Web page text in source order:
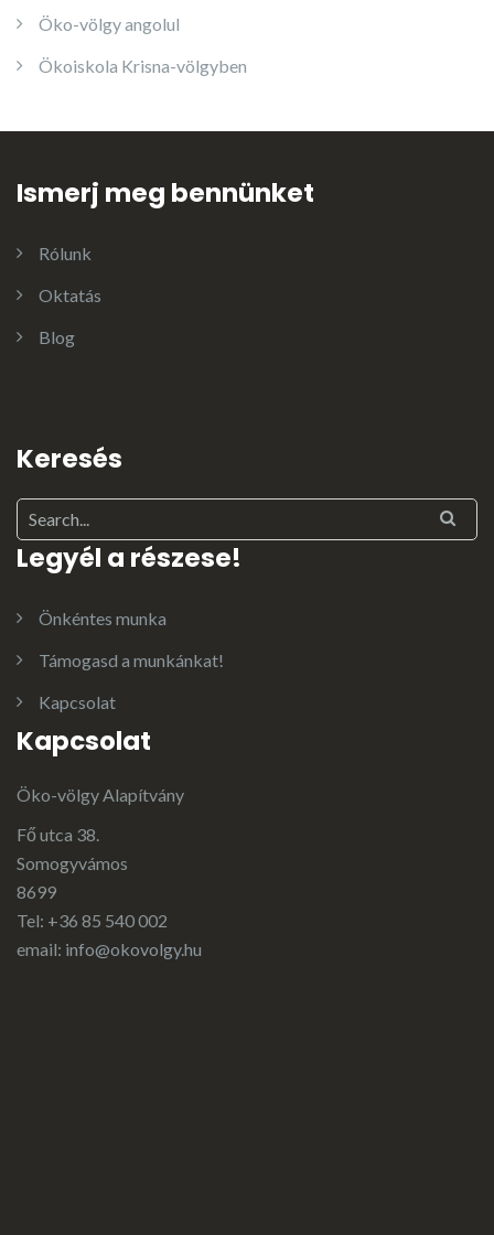
Öko-völgy angolul
Ökoiskola Krisna-völgyben
Ismerj meg bennünket
Rólunk
Oktatás
Blog
Keresés
Legyél a részese!
Önkéntes munka
Támogasd a munkánkat!
Kapcsolat
Kapcsolat
Öko-völgy Alapítvány
Fő utca 38.
Somogyvámos
8699
Tel: +36 85 540 002
email: info@okovolgy.hu